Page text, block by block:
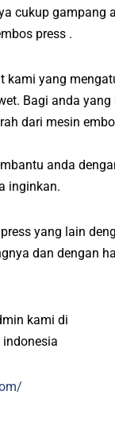
cukup gampang
press .
kami yang
Bagi anda
dari mesin
anda
inginkan.
yang lain
dan dengan
kami di
indonesia